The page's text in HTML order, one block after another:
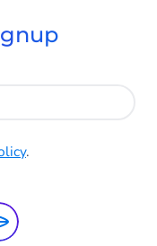
.